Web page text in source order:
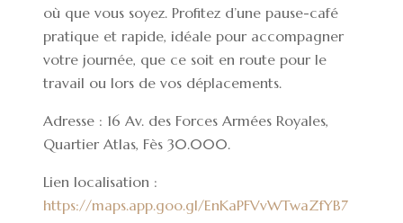
où que vous soyez. Profitez d’une pause-café
pratique et rapide, idéale pour accompagner
votre journée, que ce soit en route pour le
travail ou lors de vos déplacements.
Adresse : 16 Av. des Forces Armées Royales,
Quartier Atlas, Fès 30.000.
Lien localisation :
https://maps.app.goo.gl/EnKaPFVvWTwaZfYB7